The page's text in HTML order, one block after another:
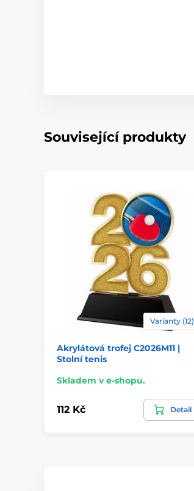
Související produkty
Varianty (12)
Akrylátová trofej C2026M11 |
Stolní tenis
Skladem v e-shopu.
112 Kč Detail